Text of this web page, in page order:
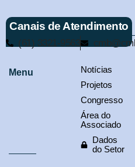
Canais de Atendimento
(61) 3321-9563
Menu
Notícias
Projetos
Congresso
Área do
Associado
Dados
do Setor